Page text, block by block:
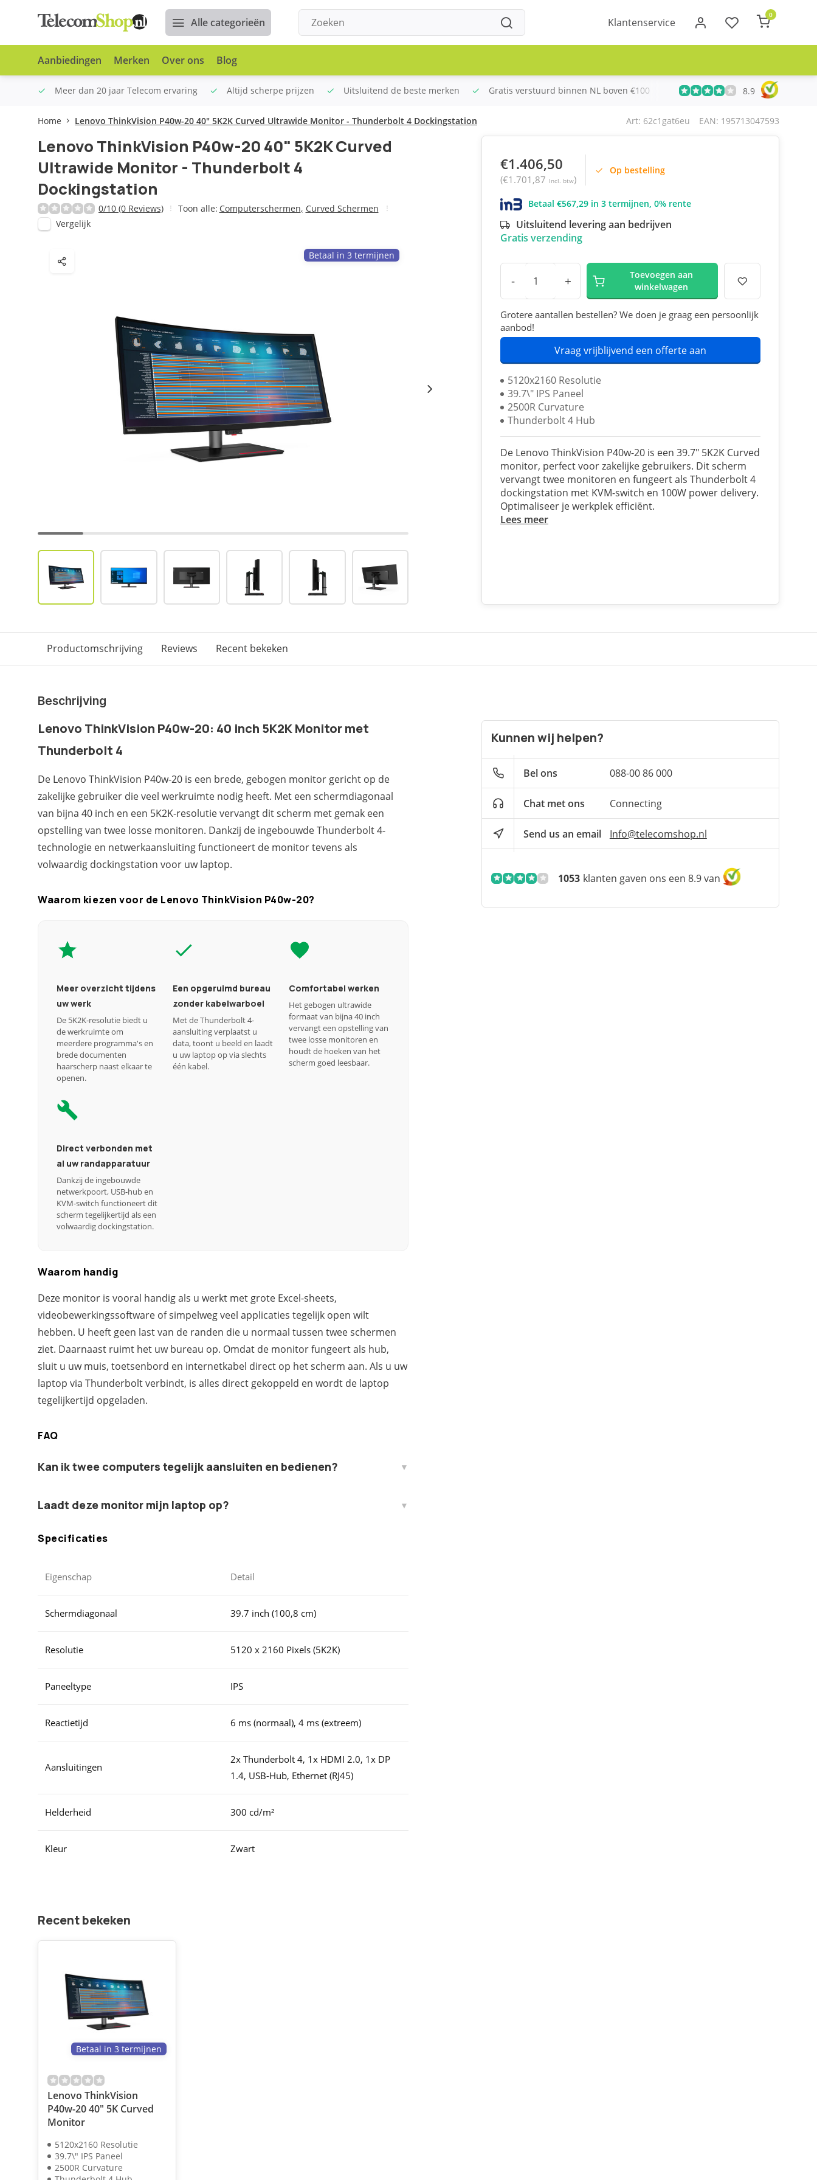
Alle categorieën Klantenservice
0
Aanbiedingen Merken Over ons Blog
Meer dan 20 jaar Telecom ervaring Altijd scherpe prijzen Uitsluitend de beste merken Gratis verstuurd binnen NL boven €100 Meer dan 20 jaar Telecom
8.9
Home Lenovo ThinkVision P40w-20 40" 5K2K Curved Ultrawide Monitor - Thunderbolt 4 Dockingstation Art: 62c1gat6eu EAN: 195713047593
Lenovo ThinkVision P40w-20 40" 5K2K Curved
Ultrawide Monitor - Thunderbolt 4
Dockingstation
0/10 (0 Reviews) Toon alle: Computerschermen, Curved Schermen
Vergelijk
Betaal in 3 termijnen
€1.406,50
(€1.701,87 Incl. btw)
Op bestelling
Betaal €567,29 in 3 termijnen, 0% rente
Uitsluitend levering aan bedrijven
Gratis verzending
- +
Toevoegen aan
winkelwagen
Grotere aantallen bestellen? We doen je graag een persoonlijk
aanbod!
Vraag vrijblijvend een offerte aan
5120x2160 Resolutie
39.7\" IPS Paneel
2500R Curvature
Thunderbolt 4 Hub
De Lenovo ThinkVision P40w-20 is een 39.7" 5K2K Curved
monitor, perfect voor zakelijke gebruikers. Dit scherm
vervangt twee monitoren en fungeert als Thunderbolt 4
dockingstation met KVM-switch en 100W power delivery.
Optimaliseer je werkplek efficiënt.
Lees meer
Productomschrijving Reviews Recent bekeken
Beschrijving
Lenovo ThinkVision P40w-20: 40 inch 5K2K Monitor met
Thunderbolt 4
De Lenovo ThinkVision P40w-20 is een brede, gebogen monitor gericht op de
zakelijke gebruiker die veel werkruimte nodig heeft. Met een schermdiagonaal
van bijna 40 inch en een 5K2K-resolutie vervangt dit scherm met gemak een
opstelling van twee losse monitoren. Dankzij de ingebouwde Thunderbolt 4-
technologie en netwerkaansluiting functioneert de monitor tevens als
volwaardig dockingstation voor uw laptop.
Waarom kiezen voor de Lenovo ThinkVision P40w-20?
Meer overzicht tijdens
uw werk
De 5K2K-resolutie biedt u
de werkruimte om
meerdere programma's en
brede documenten
haarscherp naast elkaar te
openen.
Een opgeruimd bureau
zonder kabelwarboel
Met de Thunderbolt 4-
aansluiting verplaatst u
data, toont u beeld en laadt
u uw laptop op via slechts
één kabel.
Comfortabel werken
Het gebogen ultrawide
formaat van bijna 40 inch
vervangt een opstelling van
twee losse monitoren en
houdt de hoeken van het
scherm goed leesbaar.
Direct verbonden met
al uw randapparatuur
Dankzij de ingebouwde
netwerkpoort, USB-hub en
KVM-switch functioneert dit
scherm tegelijkertijd als een
volwaardig dockingstation.
Waarom handig
Deze monitor is vooral handig als u werkt met grote Excel-sheets,
videobewerkingssoftware of simpelweg veel applicaties tegelijk open wilt
hebben. U heeft geen last van de randen die u normaal tussen twee schermen
ziet. Daarnaast ruimt het uw bureau op. Omdat de monitor fungeert als hub,
sluit u uw muis, toetsenbord en internetkabel direct op het scherm aan. Als u uw
laptop via Thunderbolt verbindt, is alles direct gekoppeld en wordt de laptop
tegelijkertijd opgeladen.
FAQ
Kan ik twee computers tegelijk aansluiten en bedienen?
Laadt deze monitor mijn laptop op?
Specificaties
Eigenschap Detail
Schermdiagonaal 39.7 inch (100,8 cm)
Resolutie 5120 x 2160 Pixels (5K2K)
Paneeltype IPS
Reactietijd 6 ms (normaal), 4 ms (extreem)
Aansluitingen
2x Thunderbolt 4, 1x HDMI 2.0, 1x DP
1.4, USB-Hub, Ethernet (RJ45)
Helderheid 300 cd/m²
Kleur Zwart
Kunnen wij helpen?
Bel ons 088-00 86 000
Chat met ons Connecting
Send us an email Info@telecomshop.nl
1053 klanten gaven ons een 8.9 van
Recent bekeken
Betaal in 3 termijnen
Lenovo ThinkVision
P40w-20 40" 5K Curved
Monitor
5120x2160 Resolutie
39.7\" IPS Paneel
2500R Curvature